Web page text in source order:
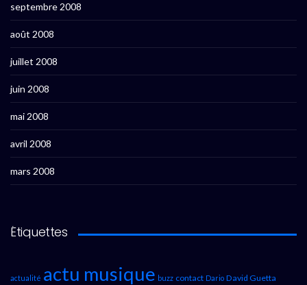
septembre 2008
août 2008
juillet 2008
juin 2008
mai 2008
avril 2008
mars 2008
Étiquettes
actualité actu musique buzz contact Dario David Guetta